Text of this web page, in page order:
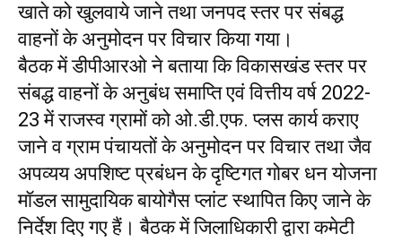
खाते को खुलवाये जाने तथा जनपद स्तर पर संबद्ध
वाहनों के अनुमोदन पर विचार किया गया।
बैठक में डीपीआरओ ने बताया कि विकासखंड स्तर पर
संबद्ध वाहनों के अनुबंध समाप्ति एवं वित्तीय वर्ष 2022-
23 में राजस्व ग्रामों को ओ.डी.एफ. प्लस कार्य कराए
जाने व ग्राम पंचायतों के अनुमोदन पर विचार तथा जैव
अपव्यय अपशिष्ट प्रबंधन के दृष्टिगत गोबर धन योजना
मॉडल सामुदायिक बायोगैस प्लांट स्थापित किए जाने के
निर्देश दिए गए हैं। बैठक में जिलाधिकारी द्वारा कमेटी